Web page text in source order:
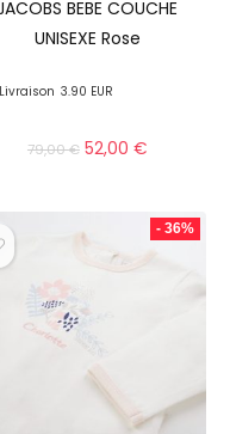
BEBE COUCHE
UNISEXE Rose
Livraison 3.90 EUR
79,00€ 52,00 €
- 36%